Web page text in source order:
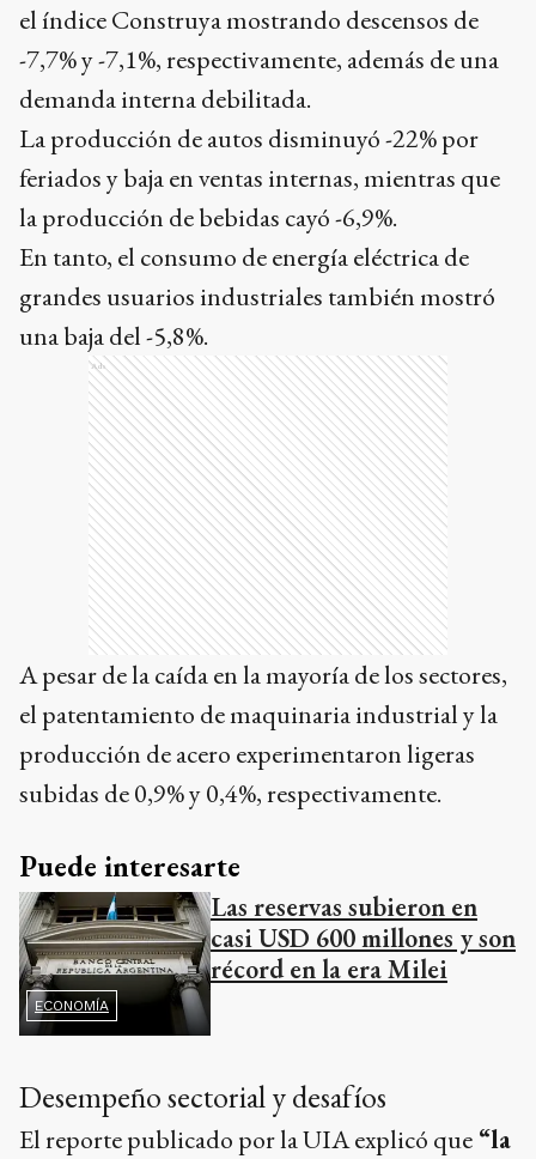
el índice Construya mostrando descensos de
-7,7% y -7,1%, respectivamente, además de una
demanda interna debilitada.
La producción de autos disminuyó -22% por
feriados y baja en ventas internas, mientras que
la producción de bebidas cayó -6,9%.
En tanto, el consumo de energía eléctrica de
grandes usuarios industriales también mostró
una baja del -5,8%.
Ads
A pesar de la caída en la mayoría de los sectores,
el patentamiento de maquinaria industrial y la
producción de acero experimentaron ligeras
subidas de 0,9% y 0,4%, respectivamente. ​
Puede interesarte
ECONOMÍA
Las reservas subieron en
casi USD 600 millones y son
récord en la era Milei
Desempeño sectorial y desafíos
El reporte publicado por la UIA explicó que “la